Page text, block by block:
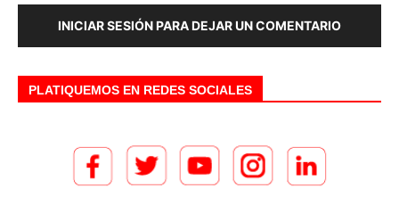
INICIAR SESIÓN PARA DEJAR UN COMENTARIO
PLATIQUEMOS EN REDES SOCIALES